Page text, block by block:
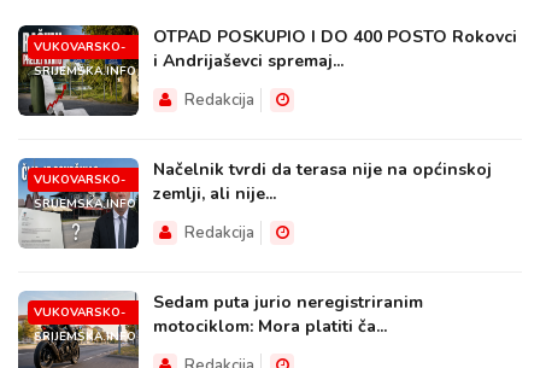
VUKOVARSKO-
SRIJEMSKA.INFO
OTPAD POSKUPIO I DO 400 POSTO Rokovci
i Andrijaševci spremaj...
Redakcija
VUKOVARSKO-
SRIJEMSKA.INFO
Načelnik tvrdi da terasa nije na općinskoj
zemlji, ali nije...
Redakcija
VUKOVARSKO-
SRIJEMSKA.INFO
Sedam puta jurio neregistriranim
motociklom: Mora platiti ča...